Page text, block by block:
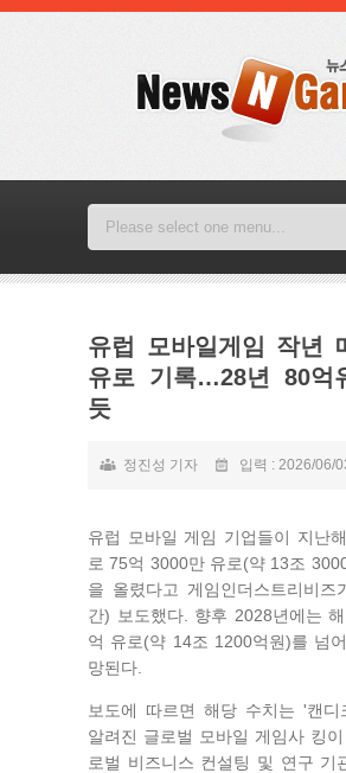
유럽 모바일게임 작년
유로 기록…28년 80억
듯
정진성 기자 입력 : 2026/06/
유럽 모바일 게임 기업들이 지난
로 75억 3000만 유로(약 13조
을 올렸다고 게임인더스트리비즈
간) 보도했다. 향후 2028년에는
억 유로(약 14조 1200억원)를 넘
망된다.
보도에 따르면 해당 수치는 '캔디
알려진 글로벌 모바일 게임사 킹
로벌 비즈니스 컨설팅 및 연구 기